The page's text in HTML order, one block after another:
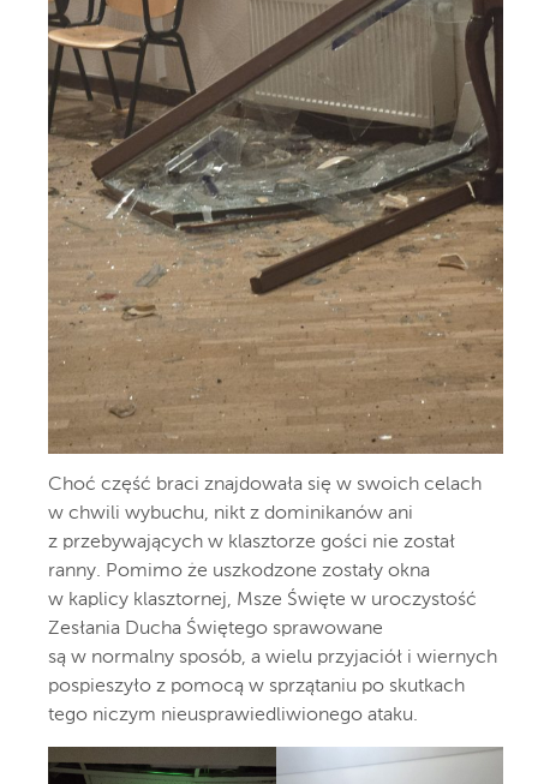
Choć część braci znajdowała się w swoich celach
w chwili wybuchu, nikt z dominikanów ani
z przebywających w klasztorze gości nie został
ranny. Pomimo że uszkodzone zostały okna
w kaplicy klasztornej, Msze Święte w uroczystość
Zesłania Ducha Świętego sprawowane
są w normalny sposób, a wielu przyjaciół i wiernych
pospieszyło z pomocą w sprzątaniu po skutkach
tego niczym nieusprawiedliwionego ataku.